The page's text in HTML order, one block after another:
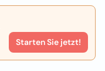
Starten Sie jetzt!